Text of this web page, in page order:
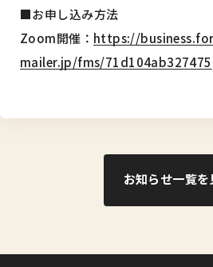
■お申し込み方法
Zoom開催： https://
mailer.jp/fms/71d104ab327475
お知らせ一覧を